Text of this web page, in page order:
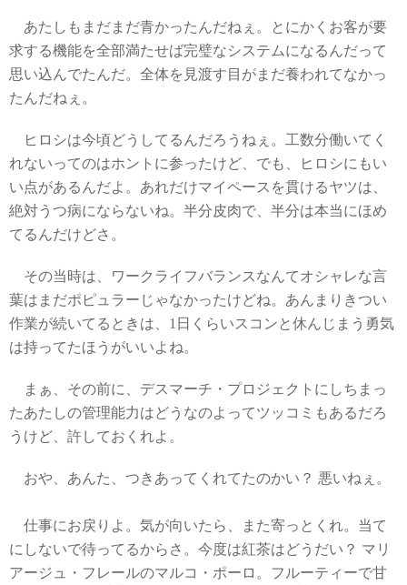
あたしもまだまだ青かったんだねぇ。とにかくお客が要
求する機能を全部満たせば完璧なシステムになるんだって
思い込んでたんだ。全体を見渡す目がまだ養われてなかっ
たんだねぇ。
ヒロシは今頃どうしてるんだろうねぇ。工数分働いてく
れないってのはホントに参ったけど、でも、ヒロシにもい
い点があるんだよ。あれだけマイペースを貫けるヤツは、
絶対うつ病にならないね。半分皮肉で、半分は本当にほめ
てるんだけどさ。
その当時は、ワークライフバランスなんてオシャレな言
葉はまだポピュラーじゃなかったけどね。あんまりきつい
作業が続いてるときは、1日くらいスコンと休んじまう勇気
は持ってたほうがいいよね。
まぁ、その前に、デスマーチ・プロジェクトにしちまっ
たあたしの管理能力はどうなのよってツッコミもあるだろ
うけど、許しておくれよ。
おや、あんた、つきあってくれてたのかい？ 悪いねぇ。
仕事にお戻りよ。気が向いたら、また寄っとくれ。当て
にしないで待ってるからさ。今度は紅茶はどうだい？ マリ
アージュ・フレールのマルコ・ポーロ。フルーティーで甘